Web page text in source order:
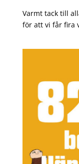
Varmt tack till
för att vi får fira